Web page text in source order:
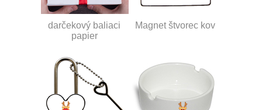
darčekový baliaci
papier
Magnet štvorec kov